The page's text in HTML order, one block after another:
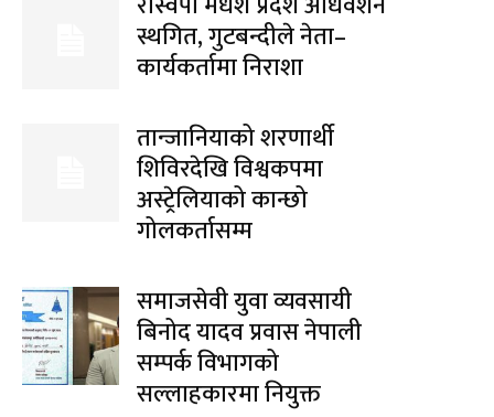
स्थगित, गुटबन्दीले नेता–
कार्यकर्तामा निराशा
तान्जानियाको शरणार्थी
शिविरदेखि विश्वकपमा
अस्ट्रेलियाको कान्छो
गोलकर्तासम्म
समाजसेवी युवा व्यवसायी
बिनोद यादव प्रवास नेपाली
सम्पर्क विभागको
सल्लाहकारमा नियुक्त